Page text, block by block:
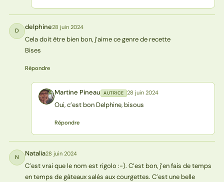
D delphine28 juin 2024
Cela doit être bien bon, j’aime ce genre de recette
Bises
Répondre
MP Martine Pineau AUTRICE 28 juin 2024
Oui, c’est bon Delphine, bisous
Répondre
N Natalia28 juin 2024
C’est vrai que le nom est rigolo :-). C’est bon, j’en fais de temps
en temps de gâteaux salés aux courgettes. C’est une belle